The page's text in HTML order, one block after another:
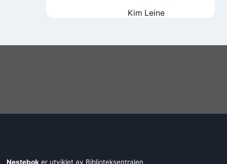
Kim Leine
Nestebok er utviklet av Biblioteksentralen